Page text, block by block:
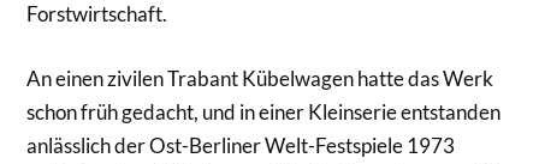
Forstwirtschaft.
An einen zivilen Trabant Kübelwagen hatte das Werk
schon früh gedacht, und in einer Kleinserie entstanden
anlässlich der Ost-Berliner Welt-Festspiele 1973